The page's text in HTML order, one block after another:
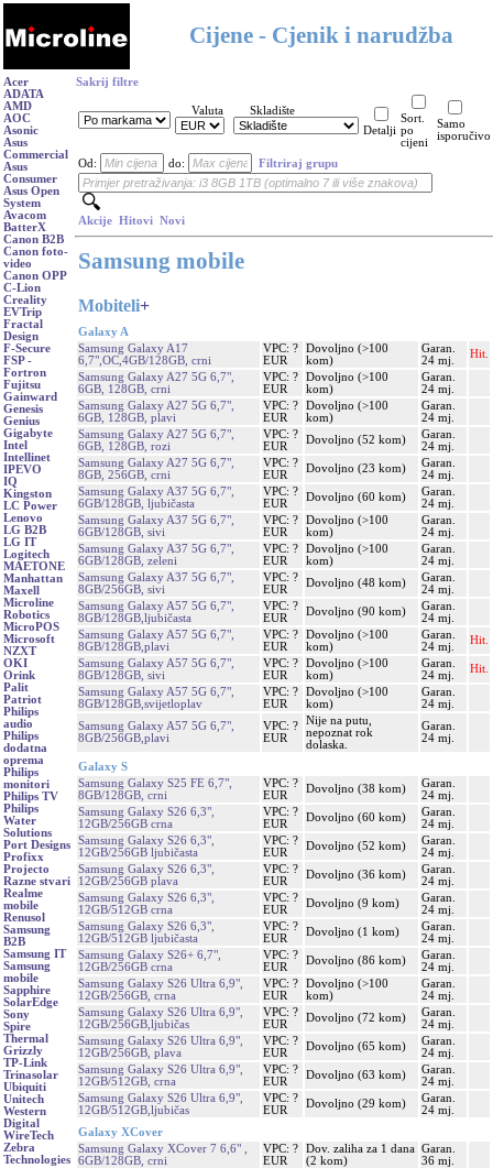
Cijene - Cjenik i narudžba
Acer
ADATA
AMD
AOC
Asonic
Asus
Commercial
Asus
Consumer
Asus Open
System
Avacom
BatterX
Canon B2B
Canon foto-
video
Canon OPP
C-Lion
Creality
EVTrip
Fractal
Design
F-Secure
FSP -
Fortron
Fujitsu
Gainward
Genesis
Genius
Gigabyte
Intel
Intellinet
IPEVO
IQ
Kingston
LC Power
Lenovo
LG B2B
LG IT
Logitech
MAETONE
Manhattan
Maxell
Microline
Robotics
MicroPOS
Microsoft
NZXT
OKI
Orink
Palit
Patriot
Philips
audio
Philips
dodatna
oprema
Philips
monitori
Philips TV
Philips
Water
Solutions
Port Designs
Profixx
Projecto
Razne stvari
Realme
mobile
Renusol
Samsung
B2B
Samsung IT
Samsung
mobile
Sapphire
SolarEdge
Sony
Spire
Thermal
Grizzly
TP-Link
Trinasolar
Ubiquiti
Unitech
Western
Digital
WireTech
Zebra
Technologies
Sakrij filtre
Valuta
Skladište
Detalji
Sort.
po
cijeni
Samo
isporučivo
Od: do: Filtriraj grupu
Akcije Hitovi Novi
Samsung mobile
Mobiteli+
Galaxy A
Samsung Galaxy A17
6,7",OC,4GB/128GB, crni
VPC: ?
EUR
Dovoljno (>100
kom)
Garan.
24 mj.
Hit.
Samsung Galaxy A27 5G 6,7",
6GB, 128GB, crni
VPC: ?
EUR
Dovoljno (>100
kom)
Garan.
24 mj.
Samsung Galaxy A27 5G 6,7",
6GB, 128GB, plavi
VPC: ?
EUR
Dovoljno (>100
kom)
Garan.
24 mj.
Samsung Galaxy A27 5G 6,7",
6GB, 128GB, rozi
VPC: ?
EUR
Dovoljno (52 kom)
Garan.
24 mj.
Samsung Galaxy A27 5G 6,7",
8GB, 256GB, crni
VPC: ?
EUR
Dovoljno (23 kom)
Garan.
24 mj.
Samsung Galaxy A37 5G 6,7",
6GB/128GB, ljubičasta
VPC: ?
EUR
Dovoljno (60 kom)
Garan.
24 mj.
Samsung Galaxy A37 5G 6,7",
6GB/128GB, sivi
VPC: ?
EUR
Dovoljno (>100
kom)
Garan.
24 mj.
Samsung Galaxy A37 5G 6,7",
6GB/128GB, zeleni
VPC: ?
EUR
Dovoljno (>100
kom)
Garan.
24 mj.
Samsung Galaxy A37 5G 6,7",
8GB/256GB, sivi
VPC: ?
EUR
Dovoljno (48 kom)
Garan.
24 mj.
Samsung Galaxy A57 5G 6,7",
8GB/128GB,ljubičasta
VPC: ?
EUR
Dovoljno (90 kom)
Garan.
24 mj.
Samsung Galaxy A57 5G 6,7",
8GB/128GB,plavi
VPC: ?
EUR
Dovoljno (>100
kom)
Garan.
24 mj.
Hit.
Samsung Galaxy A57 5G 6,7",
8GB/128GB, sivi
VPC: ?
EUR
Dovoljno (>100
kom)
Garan.
24 mj.
Hit.
Samsung Galaxy A57 5G 6,7",
8GB/128GB,svijetloplav
VPC: ?
EUR
Dovoljno (>100
kom)
Garan.
24 mj.
Samsung Galaxy A57 5G 6,7",
8GB/256GB,plavi
VPC: ?
EUR
Nije na putu,
nepoznat rok
dolaska.
Garan.
24 mj.
Galaxy S
Samsung Galaxy S25 FE 6,7",
8GB/128GB, crni
VPC: ?
EUR
Dovoljno (38 kom)
Garan.
24 mj.
Samsung Galaxy S26 6,3",
12GB/256GB crna
VPC: ?
EUR
Dovoljno (60 kom)
Garan.
24 mj.
Samsung Galaxy S26 6,3",
12GB/256GB ljubičasta
VPC: ?
EUR
Dovoljno (52 kom)
Garan.
24 mj.
Samsung Galaxy S26 6,3",
12GB/256GB plava
VPC: ?
EUR
Dovoljno (36 kom)
Garan.
24 mj.
Samsung Galaxy S26 6,3",
12GB/512GB crna
VPC: ?
EUR
Dovoljno (9 kom)
Garan.
24 mj.
Samsung Galaxy S26 6,3",
12GB/512GB ljubičasta
VPC: ?
EUR
Dovoljno (1 kom)
Garan.
24 mj.
Samsung Galaxy S26+ 6,7",
12GB/256GB crna
VPC: ?
EUR
Dovoljno (86 kom)
Garan.
24 mj.
Samsung Galaxy S26 Ultra 6,9",
12GB/256GB, crna
VPC: ?
EUR
Dovoljno (>100
kom)
Garan.
24 mj.
Samsung Galaxy S26 Ultra 6,9",
12GB/256GB,ljubičas
VPC: ?
EUR
Dovoljno (72 kom)
Garan.
24 mj.
Samsung Galaxy S26 Ultra 6,9",
12GB/256GB, plava
VPC: ?
EUR
Dovoljno (65 kom)
Garan.
24 mj.
Samsung Galaxy S26 Ultra 6,9",
12GB/512GB, crna
VPC: ?
EUR
Dovoljno (63 kom)
Garan.
24 mj.
Samsung Galaxy S26 Ultra 6,9",
12GB/512GB,ljubičas
VPC: ?
EUR
Dovoljno (29 kom)
Garan.
24 mj.
Galaxy XCover
Samsung Galaxy XCover 7 6,6" ,
6GB/128GB, crni
VPC: ?
EUR
Dov. zaliha za 1 dana
(2 kom)
Garan.
36 mj.